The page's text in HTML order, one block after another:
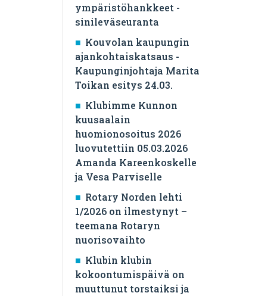
ympäristöhankkeet -
sinileväseuranta
Kouvolan kaupungin
ajankohtaiskatsaus -
Kaupunginjohtaja Marita
Toikan esitys 24.03.
Klubimme Kunnon
kuusaalain
huomionosoitus 2026
luovutettiin 05.03.2026
Amanda Kareenkoskelle
ja Vesa Parviselle
​Rotary Norden lehti
1/2026 on ilmestynyt –
teemana Rotaryn
nuorisovaihto
Klubin klubin
kokoontumispäivä on
muuttunut torstaiksi ja